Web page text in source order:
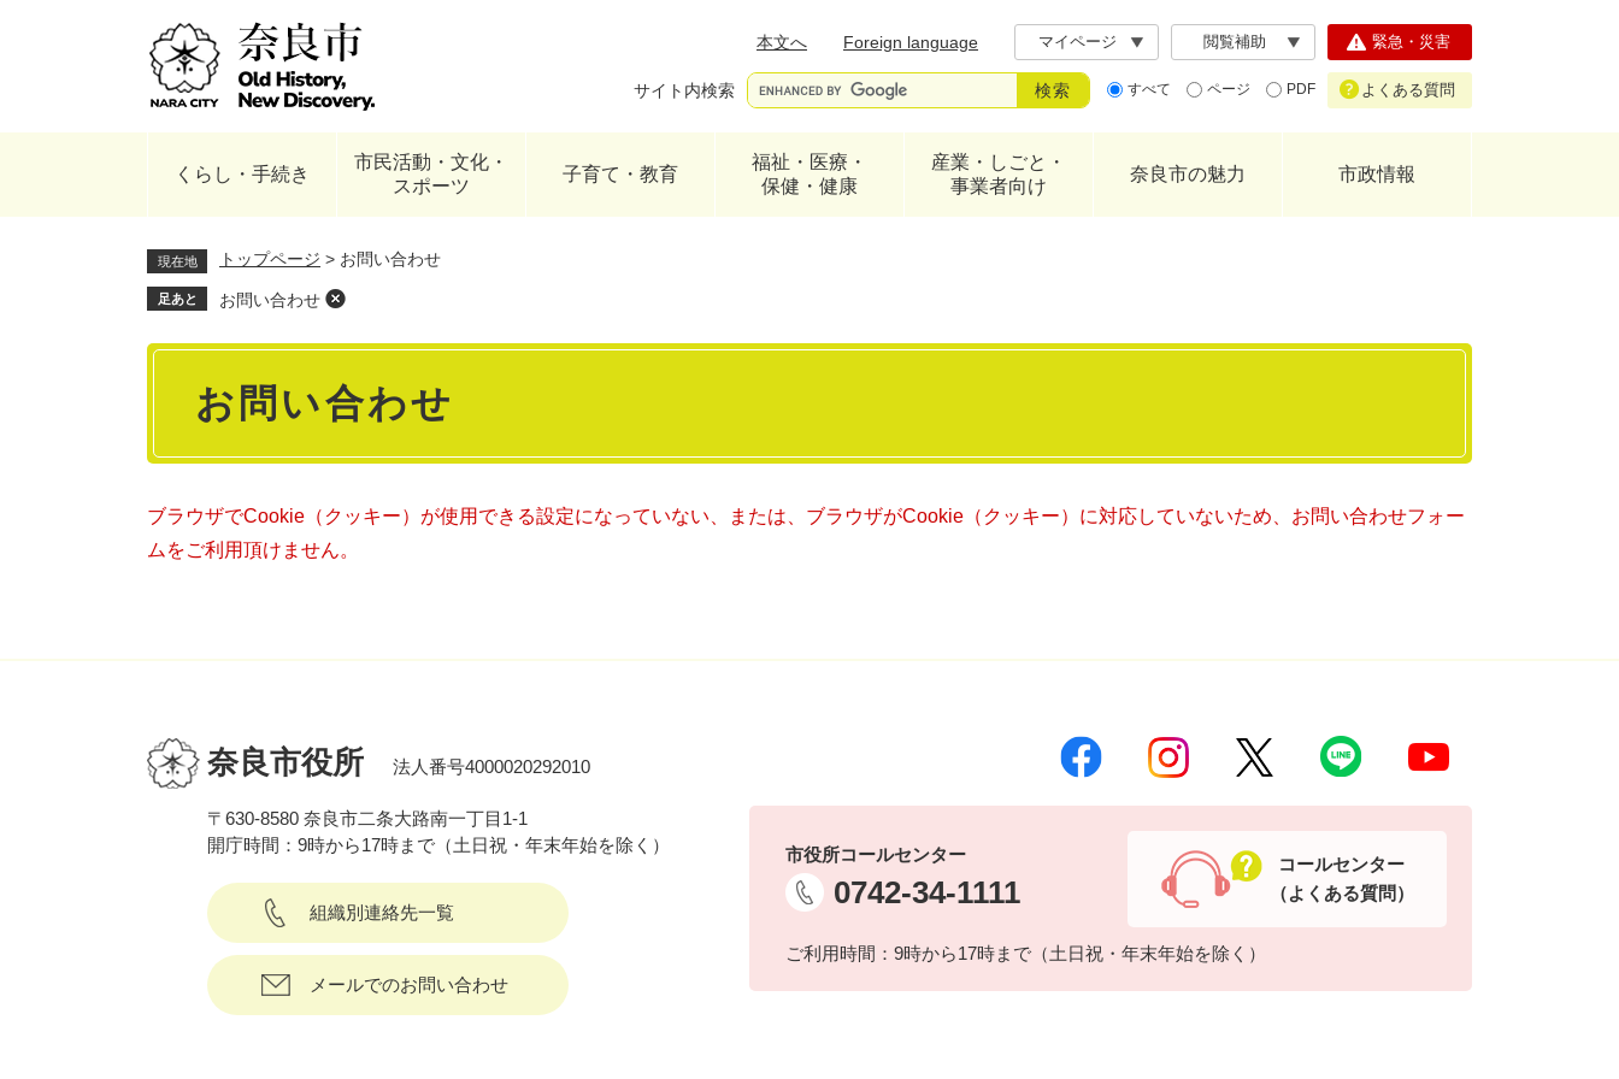
本文へ
Foreign language マイページ 閲覧補助
サイト内検索 すべて ページ PDF
緊急・災害
よくある質問
くらし・手続き
市民活動・文化・
スポーツ
子育て・教育
福祉・医療・
保健・健康
産業・しごと・
事業者向け
奈良市の魅力 市政情報
現在地 トップページ > お問い合わせ
足あと お問い合わせ
本
お問い合わせ
ブラウザでCookie（クッキー）が使用できる設定になっていない、または、ブラウザがCookie（クッキー）に対応していないため、お問い合わせフォー
ムをご利用頂けません。
奈良市役所 法人番号4000020292010
〒630-8580 奈良市二条大路南一丁目1-1
開庁時間：9時から17時まで（土日祝・年末年始を除く）
組織別連絡先一覧
メールでのお問い合わせ
市役所コールセンター
0742-34-1111
ご利用時間：9時から17時まで（土日祝・年末年始を除く）
コールセンター
（よくある質問）